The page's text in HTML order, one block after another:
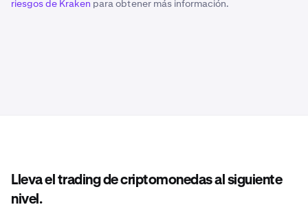
riesgos de Kraken para obtener más información.
Lleva el trading de criptomonedas al siguiente
nivel.